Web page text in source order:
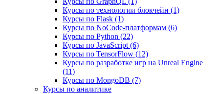
Курсы по технологии блокчейн (1)
Курсы по Flask (1)
Курсы по NoCode‑платформам (6)
Курсы по Python (22)
Курсы по JavaScript (6)
Курсы по TensorFlow (12)
Курсы по разработке игр на Unreal Engine
(11)
Курсы по MongoDB (7)
Курсы по аналитике